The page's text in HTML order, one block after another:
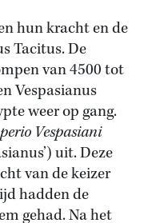
hun kracht en de
Tacitus. De
van 4500 tot
Vespasianus
weer op gang.
Vespasiani
uit. Deze
van de keizer
hadden de
gehad. Na het